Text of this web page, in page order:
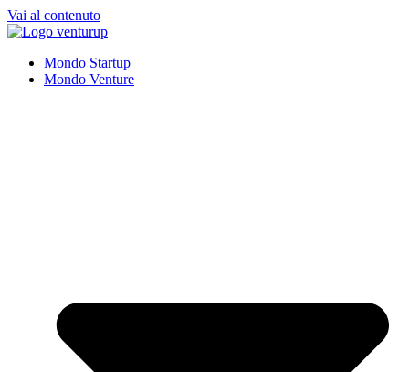
Vai al contenuto
Mondo Startup
Mondo Venture